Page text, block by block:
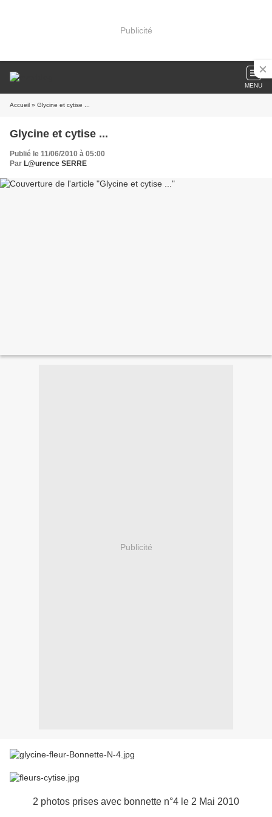
Publicité
MENU
Accueil » Glycine et cytise ...
Glycine et cytise ...
Publié le 11/06/2010 à 05:00
Par L@urence SERRE
Publicité
2 photos prises avec bonnette n°4 le 2 Mai 2010